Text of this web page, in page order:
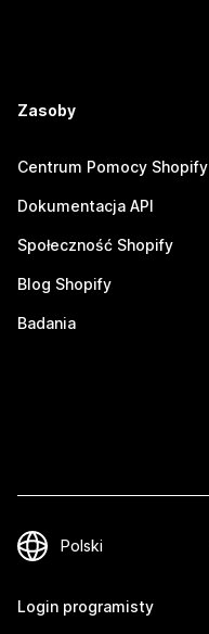
Zasoby
Centrum Pomocy Shopify
Dokumentacja API
Społeczność Shopify
Blog Shopify
Badania
Login programisty